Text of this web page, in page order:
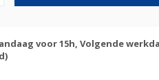
voor 15h, Volgende